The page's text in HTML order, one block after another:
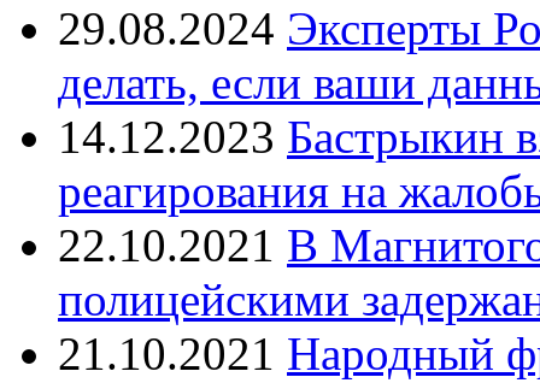
29.08.2024 Эксперты
делать, если ваши
14.12.2023 Бастрыкин
реагирования на
22.10.2021 В
полицейскими
21.10.2021 Народный